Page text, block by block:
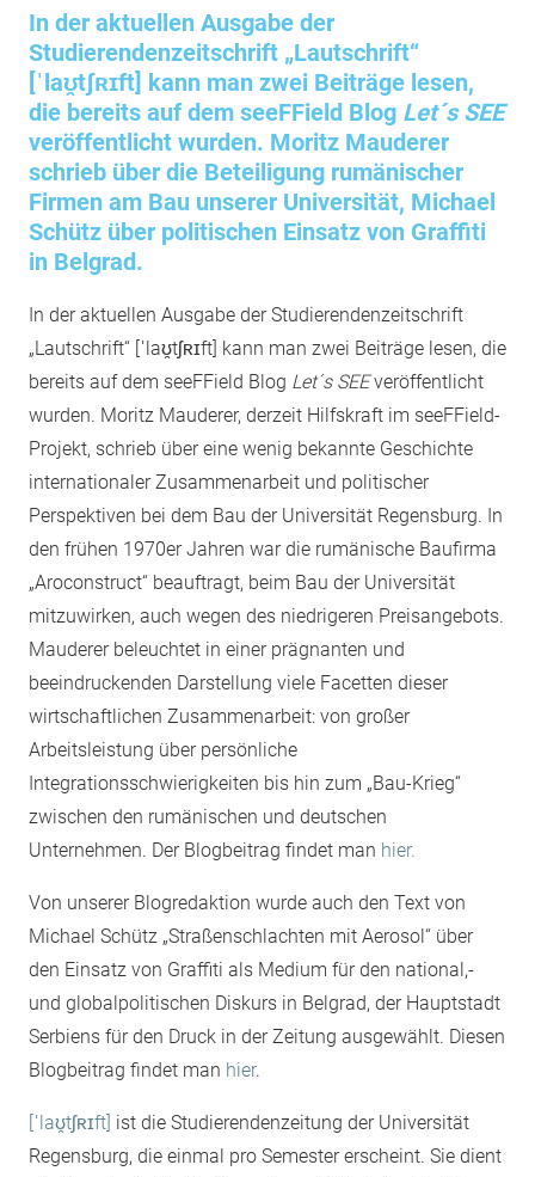
In der aktuellen Ausgabe der
Studierendenzeitschrift „Lautschrift“
[ˈlaʊ̯tʃʀɪft] kann man zwei Beiträge lesen,
die bereits auf dem seeFField Blog Let´s SEE
veröffentlicht wurden. Moritz Mauderer
schrieb über die Beteiligung rumänischer
Firmen am Bau unserer Universität, Michael
Schütz über politischen Einsatz von Graffiti
in Belgrad.
In der aktuellen Ausgabe der Studierendenzeitschrift
„Lautschrift“ [ˈlaʊ̯tʃʀɪft] kann man zwei Beiträge lesen, die
bereits auf dem seeFField Blog Let´s SEEveröffentlicht
wurden. Moritz Mauderer, derzeit Hilfskraft im seeFField-
Projekt, schrieb über eine wenig bekannte Geschichte
internationaler Zusammenarbeit und politischer
Perspektiven bei dem Bau der Universität Regensburg. In
den frühen 1970er Jahren war die rumänische Baufirma
„Aroconstruct“ beauftragt, beim Bau der Universität
mitzuwirken, auch wegen des niedrigeren Preisangebots.
Mauderer beleuchtet in einer prägnanten und
beeindruckenden Darstellung viele Facetten dieser
wirtschaftlichen Zusammenarbeit: von großer
Arbeitsleistung über persönliche
Integrationsschwierigkeiten bis hin zum „Bau-Krieg“
zwischen den rumänischen und deutschen
Unternehmen. Der Blogbeitrag findet man hier.
Von unserer Blogredaktion wurde auch den Text von
Michael Schütz „Straßenschlachten mit Aerosol“ über
den Einsatz von Graffiti als Medium für den national,-
und globalpolitischen Diskurs in Belgrad, der Hauptstadt
Serbiens für den Druck in der Zeitung ausgewählt. Diesen
Blogbeitrag findet man hier.
[ˈlaʊ̯tʃʀɪft] ist die Studierendenzeitung der Universität
Regensburg, die einmal pro Semester erscheint. Sie dient